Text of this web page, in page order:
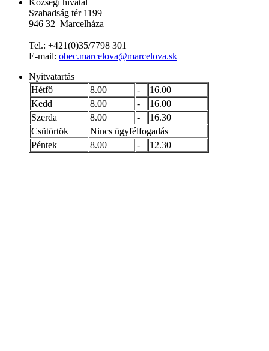
Községi hivatal
Szabadság tér 1199
946 32 Marcelháza
Tel.: +421(0)35/7798 301
E-mail: obec.marcelova@marcelova.sk
Nyitvatartás
Hétfő
8.00 -
16.00
Kedd
8.00 -
16.00
Szerda
8.00 -
16.30
Csütörtök
Nincs ügyfélfogadás
Péntek
8.00 - 12.30